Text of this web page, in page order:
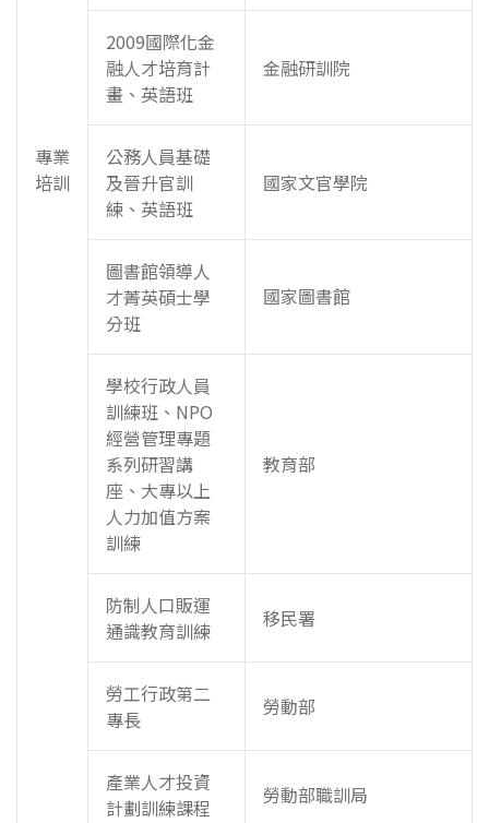
專業
培訓
2009國際化金
融人才培育計
畫、英語班
金融研訓院
公務人員基礎
及晉升官訓
練、英語班
國家文官學院
圖書館領導人
才菁英碩士學
分班
國家圖書館
學校行政人員
訓練班、NPO
經營管理專題
系列研習講
座、大專以上
人力加值方案
訓練
教育部
防制人口販運
通識教育訓練
移民署
勞工行政第二
專長
勞動部
產業人才投資
計劃訓練課程
勞動部職訓局